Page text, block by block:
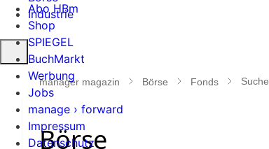
Industrie
Suche
öffnen
manager magazin Börse Fonds Suche
Abo HBm
Shop
SPIEGEL
BuchMarkt
Werbung
Jobs
manage › forward
Impressum
Datenschutz